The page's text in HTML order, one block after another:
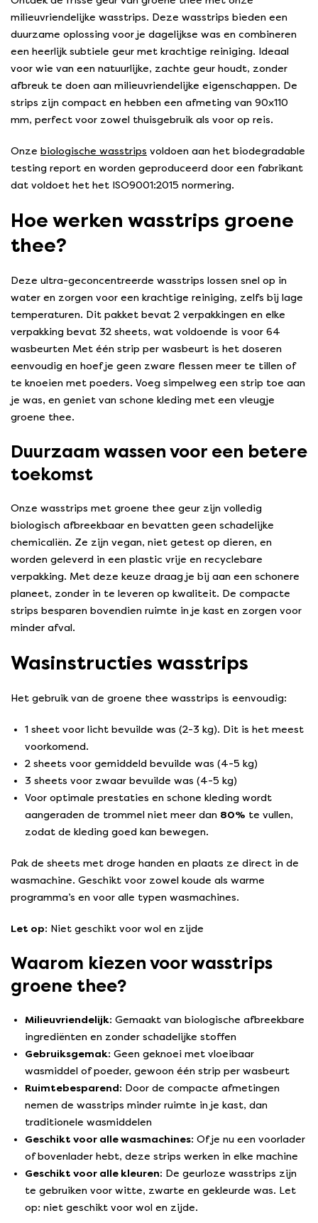
milieuvriendelijke wasstrips. Deze wasstrips bieden een
duurzame oplossing voor je dagelijkse was en combineren
een heerlijk subtiele geur met krachtige reiniging. Ideaal
voor wie van een natuurlijke, zachte geur houdt, zonder
afbreuk te doen aan milieuvriendelijke eigenschappen. De
strips zijn compact en hebben een afmeting van 90x110
mm, perfect voor zowel thuisgebruik als voor op reis.
Onze biologische wasstrips voldoen aan het biodegradable
testing report en worden geproduceerd door een fabrikant
dat voldoet het het ISO9001:2015 normering.
Hoe werken wasstrips groene
thee?
Deze ultra-geconcentreerde wasstrips lossen snel op in
water en zorgen voor een krachtige reiniging, zelfs bij lage
temperaturen. Dit pakket bevat 2 verpakkingen en elke
verpakking bevat 32 sheets, wat voldoende is voor 64
wasbeurten Met één strip per wasbeurt is het doseren
eenvoudig en hoef je geen zware flessen meer te tillen of
te knoeien met poeders. Voeg simpelweg een strip toe aan
je was, en geniet van schone kleding met een vleugje
groene thee.
Duurzaam wassen voor een betere
toekomst
Onze wasstrips met groene thee geur zijn volledig
biologisch afbreekbaar en bevatten geen schadelijke
chemicaliën. Ze zijn vegan, niet getest op dieren, en
worden geleverd in een plastic vrije en recyclebare
verpakking. Met deze keuze draag je bij aan een schonere
planeet, zonder in te leveren op kwaliteit. De compacte
strips besparen bovendien ruimte in je kast en zorgen voor
minder afval.
Wasinstructies wasstrips
Het gebruik van de groene thee wasstrips is eenvoudig:
1 sheet voor licht bevuilde was (2-3 kg). Dit is het meest
voorkomend.
2 sheets voor gemiddeld bevuilde was (4-5 kg)
3 sheets voor zwaar bevuilde was (4-5 kg)
Voor optimale prestaties en schone kleding wordt
aangeraden de trommel niet meer dan 80% te vullen,
zodat de kleding goed kan bewegen.
Pak de sheets met droge handen en plaats ze direct in de
wasmachine. Geschikt voor zowel koude als warme
programma’s en voor alle typen wasmachines.
Let op: Niet geschikt voor wol en zijde
Waarom kiezen voor wasstrips
groene thee?
Milieuvriendelijk: Gemaakt van biologische afbreekbare
ingrediënten en zonder schadelijke stoffen
Gebruiksgemak: Geen geknoei met vloeibaar
wasmiddel of poeder, gewoon één strip per wasbeurt
Ruimtebesparend: Door de compacte afmetingen
nemen de wasstrips minder ruimte in je kast, dan
traditionele wasmiddelen
Geschikt voor alle wasmachines: Of je nu een voorlader
of bovenlader hebt, deze strips werken in elke machine
Geschikt voor alle kleuren: De geurloze wasstrips zijn
te gebruiken voor witte, zwarte en gekleurde was. Let
op: niet geschikt voor wol en zijde.